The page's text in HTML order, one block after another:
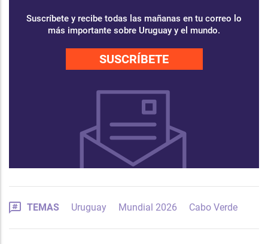
Suscríbete y recibe todas las mañanas en tu correo lo
más importante sobre Uruguay y el mundo.
SUSCRÍBETE
TEMAS Uruguay Mundial 2026 Cabo Verde